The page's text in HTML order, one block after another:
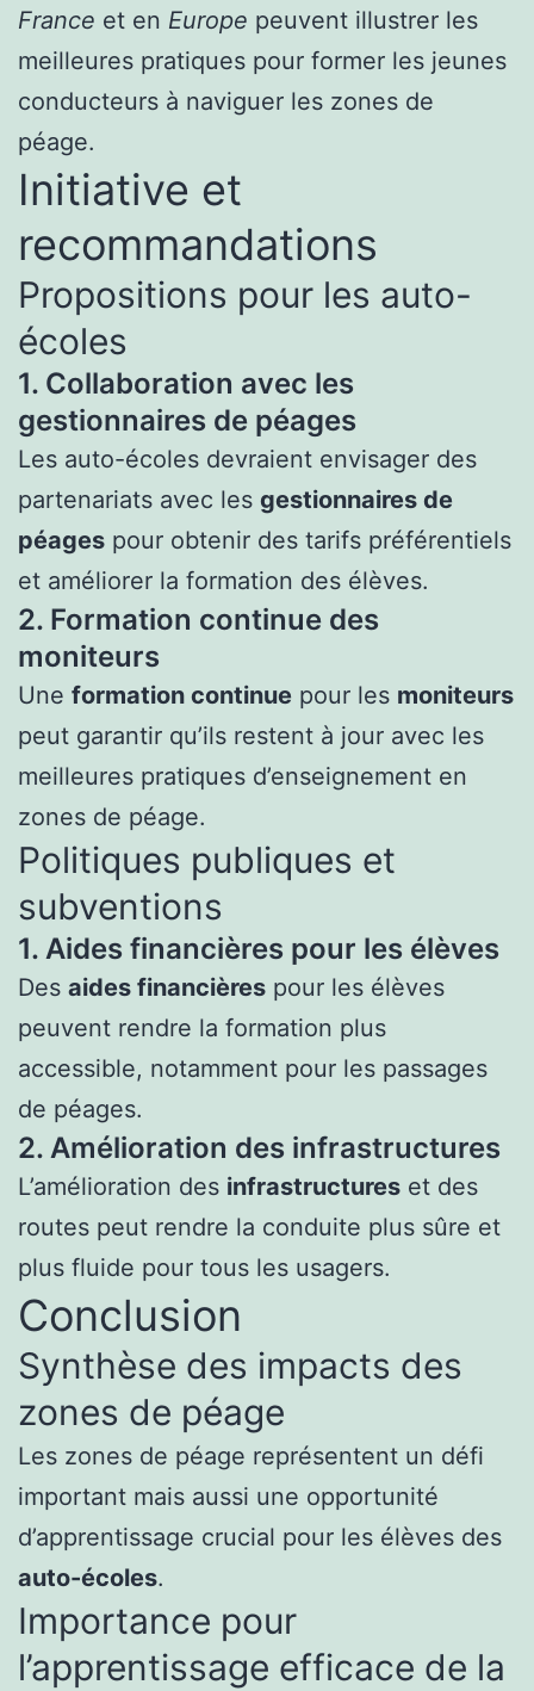
France et en Europe peuvent illustrer les
meilleures pratiques pour former les jeunes
conducteurs à naviguer les zones de
péage.
Initiative et
recommandations
Propositions pour les auto-
écoles
1. Collaboration avec les
gestionnaires de péages
Les auto-écoles devraient envisager des
partenariats avec les gestionnaires de
péages pour obtenir des tarifs préférentiels
et améliorer la formation des élèves.
2. Formation continue des
moniteurs
Une formation continue pour les moniteurs
peut garantir qu’ils restent à jour avec les
meilleures pratiques d’enseignement en
zones de péage.
Politiques publiques et
subventions
1. Aides financières pour les élèves
Des aides financières pour les élèves
peuvent rendre la formation plus
accessible, notamment pour les passages
de péages.
2. Amélioration des infrastructures
L’amélioration des infrastructures et des
routes peut rendre la conduite plus sûre et
plus fluide pour tous les usagers.
Conclusion
Synthèse des impacts des
zones de péage
Les zones de péage représentent un défi
important mais aussi une opportunité
d’apprentissage crucial pour les élèves des
auto-écoles.
Importance pour
l’apprentissage efficace de la